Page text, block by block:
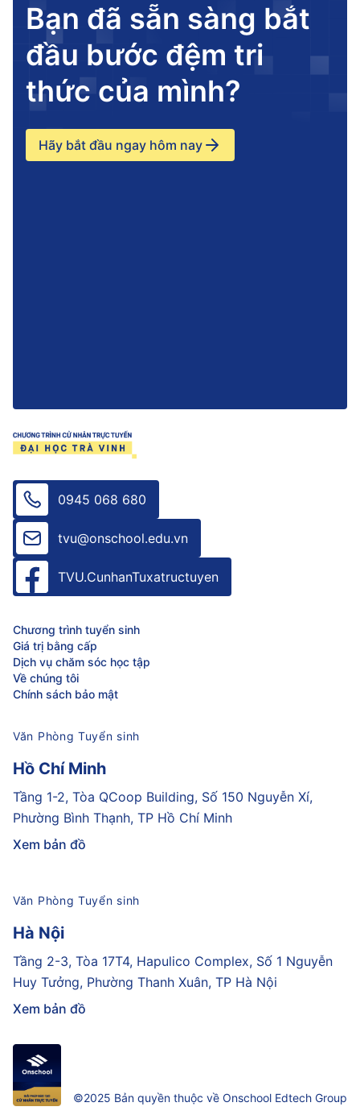
Bạn đã sẵn sàng bắt
đầu bước đệm tri
thức của mình?
Hãy bắt đầu ngay hôm nay
0945 068 680
tvu@onschool.edu.vn
TVU.CunhanTuxatructuyen
Chương trình tuyển sinh
Giá trị bằng cấp
Dịch vụ chăm sóc học tập
Về chúng tôi
Chính sách bảo mật
Văn Phòng Tuyển sinh
Hồ Chí Minh
Tầng 1-2, Tòa QCoop Building, Số 150 Nguyễn Xí,
Phường Bình Thạnh, TP Hồ Chí Minh
Xem bản đồ
Văn Phòng Tuyển sinh
Hà Nội
Tầng 2-3, Tòa 17T4, Hapulico Complex, Số 1 Nguyễn
Huy Tưởng, Phường Thanh Xuân, TP Hà Nội
Xem bản đồ
©2025 Bản quyền thuộc về Onschool Edtech Group